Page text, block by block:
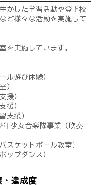
かした学習活動や登下校
ど様々な活動を実施して
を実施しています。
遊び体験）
）
援）
援）
支援）
少女音楽隊事業（吹奏
ケットボール教室）
プダンス）
・達成度